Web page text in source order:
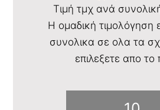
Τιμή τμχ ανά
Η ομαδική τιμολόγηση
συνολικα σε ολα τα
επιλεξετε απο το